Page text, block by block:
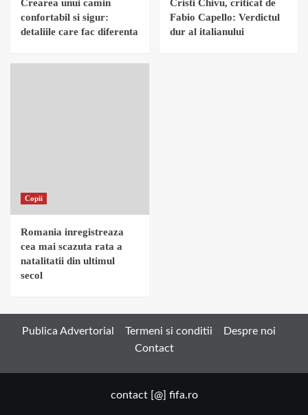
Crearea unui camin
confortabil si sigur:
detaliile care fac diferenta
Cristi Chivu, criticat de
Fabio Capello: Verdictul
dur al italianului
Copii
Romania inregistreaza
cea mai scazuta rata a
natalitatii din ultimul
secol
Publica Advertorial Termeni si conditii
Despre noi
Contact
contact [@] fifa.ro